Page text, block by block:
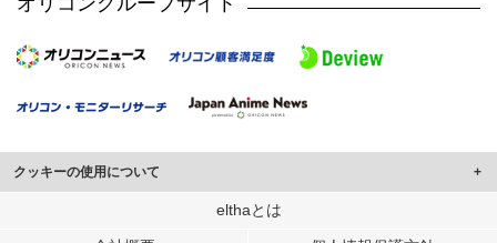
クッキーの使用について
このサイトでは Cookie を使用して、ユーザーに合わせたコンテンツや広告の
elthaとは